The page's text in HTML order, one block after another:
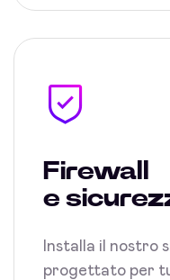
Firewall
e
Installa il nostro
progettato per